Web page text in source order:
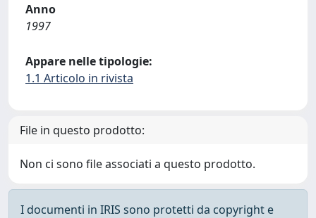
Anno
1997
Appare nelle tipologie:
1.1 Articolo in rivista
File in questo prodotto:
Non ci sono file associati a questo prodotto.
I documenti in IRIS sono protetti da copyright e